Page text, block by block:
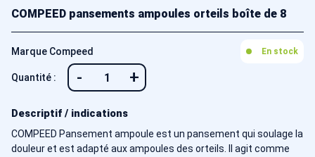
COMPEED pansements ampoules orteils boîte de 8
Marque Compeed En stock
Quantité : - +
Descriptif / indications
COMPEED Pansement ampoule est un pansement qui soulage la
douleur et est adapté aux ampoules des orteils. Il agit comme